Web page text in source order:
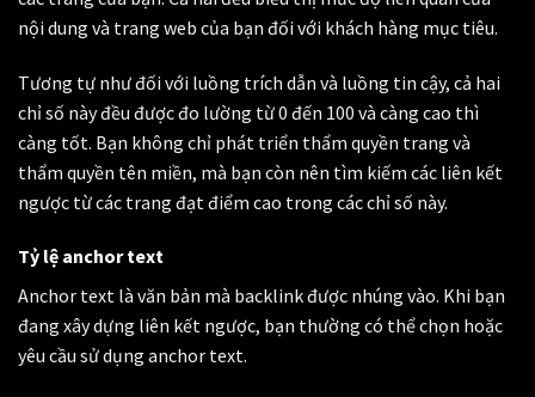
nội dung và trang web của bạn đối với khách hàng mục tiêu.
Tương tự như đối với luồng trích dẫn và luồng tin cậy, cả hai
chỉ số này đều được đo lường từ 0 đến 100 và càng cao thì
càng tốt. Bạn không chỉ phát triển thẩm quyền trang và
thẩm quyền tên miền, mà bạn còn nên tìm kiếm các liên kết
ngược từ các trang đạt điểm cao trong các chỉ số này.
Tỷ lệ anchor text
Anchor text là văn bản mà backlink được nhúng vào. Khi bạn
đang xây dựng liên kết ngược, bạn thường có thể chọn hoặc
yêu cầu sử dụng anchor text.